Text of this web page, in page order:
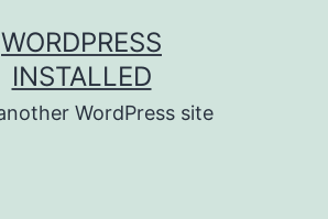
WORDPRESS
INSTALLED
WordPress site